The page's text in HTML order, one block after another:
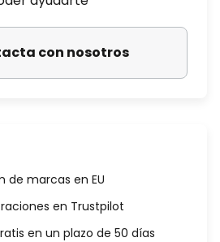
con nosotros
de marcas en EU
en Trustpilot
en un plazo de 50 días